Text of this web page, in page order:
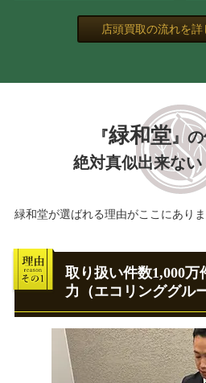
店頭買取の流れを詳
『緑和堂』
絶対真似出来ない
緑和堂が選ばれる理由がここにありま
取り扱い件数1,000
力（エコリンググル